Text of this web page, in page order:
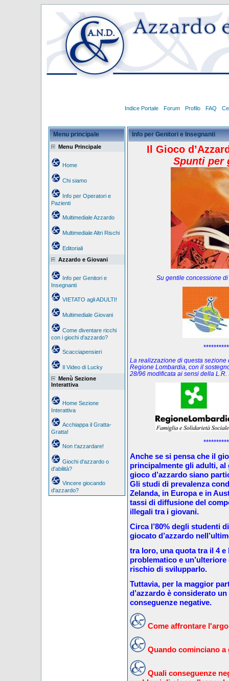
Indice Portale Forum Profilo FAQ
Menu principale
Menu Principale
Home
Chi siamo
Info per Operatori e
Pazienti
Multimediale Azzardo
Multimediale Altri Rischi
Editoriali
Azzardo e Giovani
Info per Genitori e
Insegnanti
VIETATO agli ADULTI!
Multimediale Giovani
Come diventare ricchi
con i giochi d'azzardo?
Scacciapensieri
Il Video di Lucky
Menù Sezione
Interattiva
Home Sezione
Interattiva
Acchiappa il Gratta-
Gratta!
Non t'azzardare!
Giochi d'azzardo o
d'abilità?
Vincere giocando
d'azzardo?
Info per Genitori e Insegnanti
Il Gioco
Spunti per
Su gentile concessione
La realizzazione di questa sezione
Regione Lombardia, con il
28/96 modificata ai sensi della
Anche se si pensa che il
principalmente gli adulti,
gioco d’azzardo siano
Gli studi di prevalenza
Zelanda, in Europa e in
tassi di diffusione del
illegali tra i giovani.
Circa l’80% degli studenti
giocato d’azzardo
tra loro, una quota tra il 4 e
problematico e
rischio di svilupparlo.
Tuttavia, per la maggior
d’azzardo è considerato
conseguenze negative.
Come affrontare
Quando cominciano a
Quali conseguenze